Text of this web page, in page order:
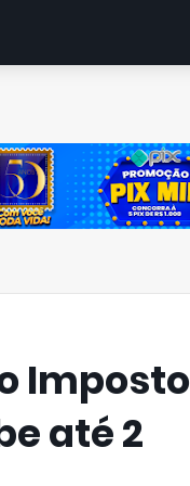
Imposto
até 2